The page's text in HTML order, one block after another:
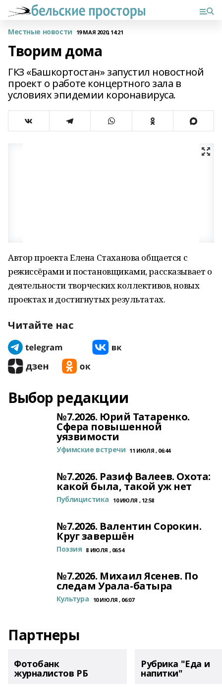
Местные новости 19 МАЯ 2020, 14:21
Творим дома
ГКЗ «Башкортостан» запустил новостной
проект о работе концертного зала в
условиях эпидемии коронавируса.
Автор проекта Елена Стаханова общается с
режиссёрами и постановщиками, рассказывает о
деятельности творческих коллективов, новых
проектах и достигнутых результатах.
Читайте нас
Выбор редакции
№7.2026. Юрий Татаренко.
Сфера повышенной
уязвимости
Уфимские встречи 11 ИЮЛЯ , 06:44
№7.2026. Разиф Валеев. Охота:
какой была, такой уж нет
Публицистика 10 ИЮЛЯ , 12:58
№7.2026. Валентин Сорокин.
Круг завершён
Поэзия 8 ИЮЛЯ , 06:54
№7.2026. Михаил Ясенев. По
следам Урала-батыра
Культура 10 ИЮЛЯ , 06:07
Партнеры
Фотобанк
журналистов РБ
Рубрика "Еда и
напитки"